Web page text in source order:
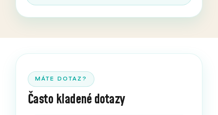
MÁTE DOTAZ?
Často kladené dotazy